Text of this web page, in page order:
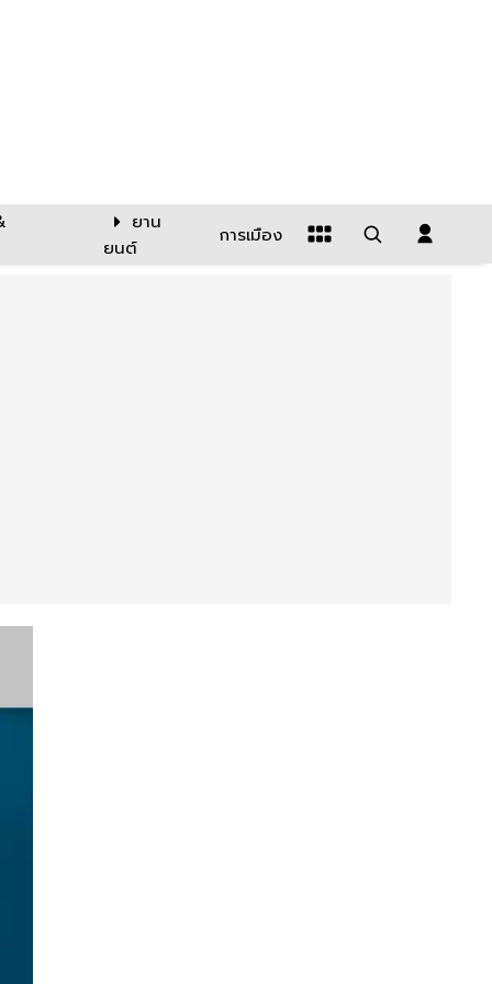
ยาน
ยนต์
การเมือง